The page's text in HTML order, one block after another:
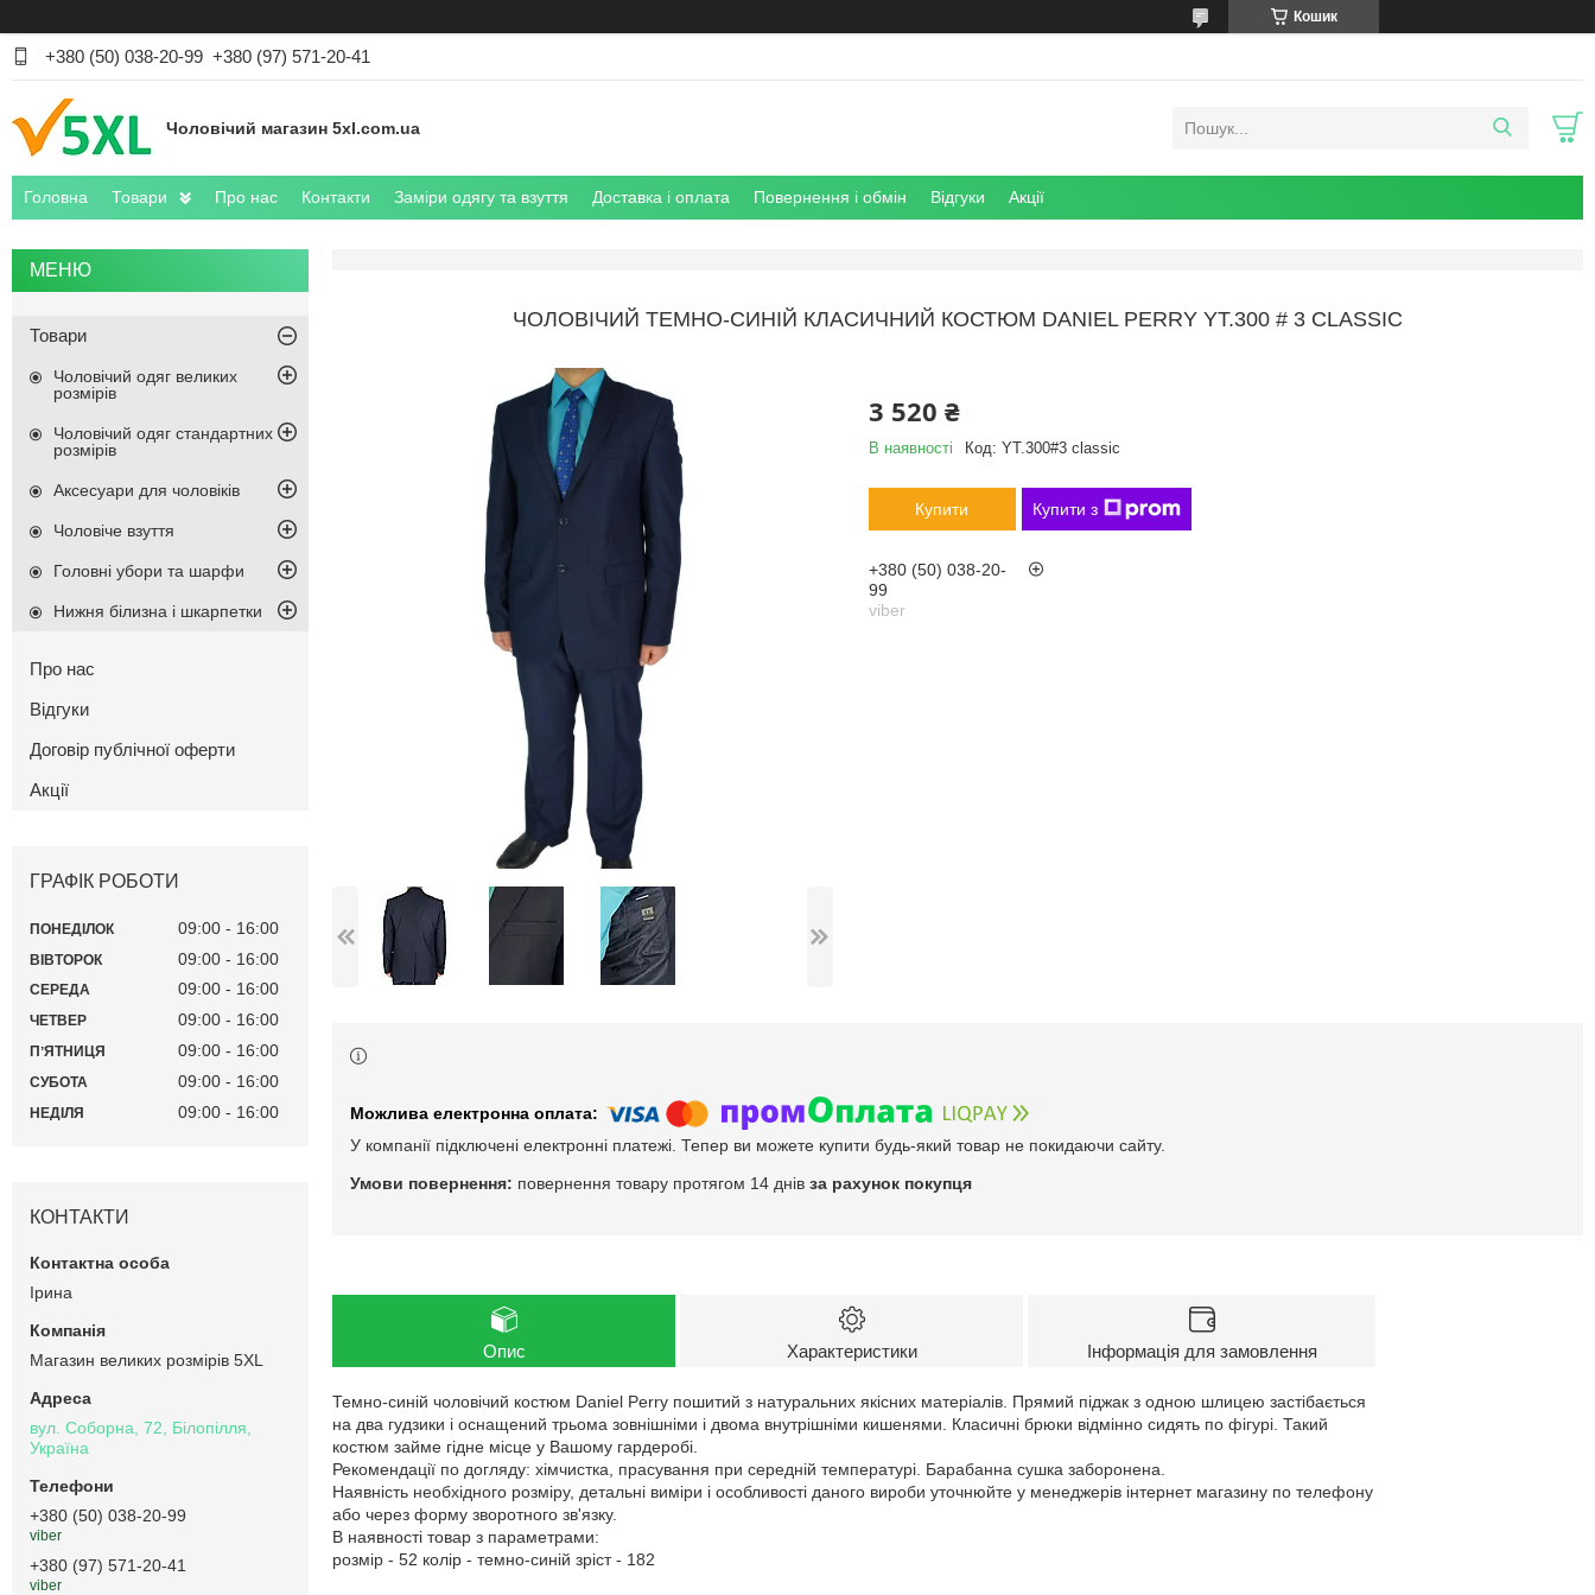
Кошик
+380 (50) 038-20-99 +380 (97) 571-20-41
Чоловічий магазин 5xl.com.ua
Головна Товари Про нас Контакти Заміри одягу та взуття Доставка і оплата Повернення і обмін Відгуки Акції
ЧОЛОВІЧИЙ ТЕМНО-СИНІЙ КЛАСИЧНИЙ КОСТЮМ DANIEL PERRY YT.300 # 3 CLASSIC
3 520 ₴
В наявності Код: YT.300#3 classic
Купити Купити з
+380 (50) 038-20-
99
viber
У компанії підключені електронні платежі. Тепер ви можете купити будь-який товар не покидаючи сайту.
повернення товару протягом 14 днів за рахунок покупця
Опис Характеристики Інформація для замовлення
Темно-синій чоловічий костюм Daniel Perry пошитий з натуральних якісних матеріалів. Прямий піджак з одною шлицею застібається
на два гудзики і оснащений трьома зовнішніми і двома внутрішніми кишенями. Класичні брюки відмінно сидять по фігурі. Такий
костюм займе гідне місце у Вашому гардеробі.
Рекомендації по догляду: хімчистка, прасування при середній температурі. Барабанна сушка заборонена.
Наявність необхідного розміру, детальні виміри і особливості даного вироби уточнюйте у менеджерів інтернет магазину по телефону
або через форму зворотного зв'язку.
В наявності товар з параметрами:
розмір - 52 колір - темно-синій зріст - 182
Товари
Чоловічий одяг великих
розмірів
Чоловічий одяг стандартних
розмірів
Аксесуари для чоловіків
Чоловіче взуття
Головні убори та шарфи
Нижня білизна і шкарпетки
Про нас
Відгуки
Договір публічної оферти
Акції
ГРАФІК РОБОТИ
ПОНЕДІЛОК 09:00 16:00
ВІВТОРОК 09:00 16:00
СЕРЕДА 09:00 16:00
ЧЕТВЕР 09:00 16:00
ПʼЯТНИЦЯ 09:00 16:00
СУБОТА 09:00 16:00
НЕДІЛЯ 09:00 16:00
КОНТАКТИ
Ірина
Магазин великих розмірів 5XL
вул. Соборна, 72, Білопілля,
Україна
+380 (50) 038-20-99
viber
+380 (97) 571-20-41
viber